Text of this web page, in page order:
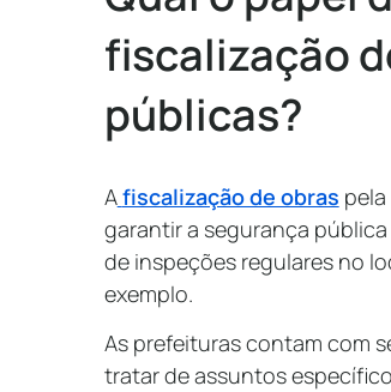
fiscalização
públicas?
Afiscalização de obras
garantir a segurança
de inspeções regulares no
exemplo.
As prefeituras contam com
tratar de assuntos